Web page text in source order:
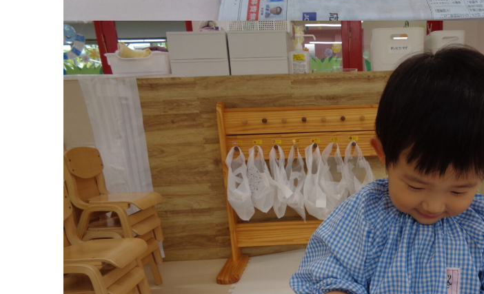
理事長のことば
預かり保育［ヒラソル ]
グループ施設・
関係先リンク
学校法⼈鴨⾕学園 鳳幼稚園
学校法⼈諏訪森学園 諏訪森幼稚園
⼤阪府私⽴幼稚園連盟
社会福祉法人野田福祉会